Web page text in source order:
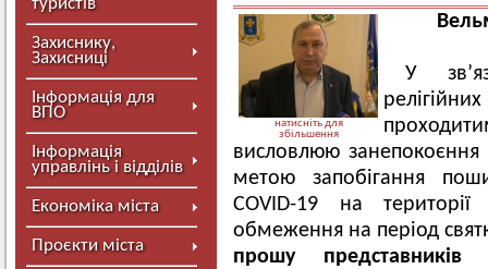
туристів
Захиснику,
Захисниці
Інформація для
ВПО
Інформація
управлінь і відділів
Економіка міста
Проєкти міста
натисніть для
збільшення
У
висловлюю занепокоєння
метою запобігання
COVID-19 на
обмеження на період
прошу представників